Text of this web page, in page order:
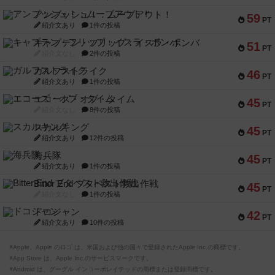
59 PT
アンブッシュ！：ムーブアウト！
紹介文あり 1件の投稿
51 PT
キャプテン・フリップ：イスラ・ボンバ
2件の投稿
46 PT
ガルフストライク
紹介文あり 1件の投稿
45 PT
エコーズ・オブ・タイム
8件の投稿
45 PT
スカルキング
紹介文あり 12件の投稿
45 PT
海兵隊
紹介文あり 1件の投稿
45 PT
Bitter End ブタペスト救出作戦
1件の投稿
42 PT
ドコジャン
紹介文あり 10件の投稿
※Apple、Apple のロゴ は、米国および他の国々で登録されたApple Inc.の商標です。
※App Store は、Apple Inc.のサービスマークです。
※Android は、グーグル インコーポレイテッドの商標または登録商標です。